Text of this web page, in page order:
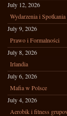
July 12, 2026
Wydarzenia i
July 9, 2026
Prawo i Formalności
July 8, 2026
Irlandia
July 6, 2026
Mafia w Polsce
July 4, 2026
Aerobik i fitness